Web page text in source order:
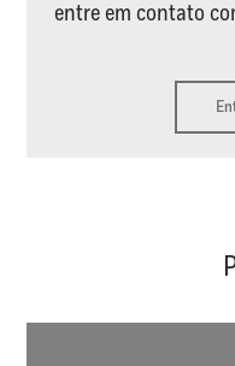
entre em contato